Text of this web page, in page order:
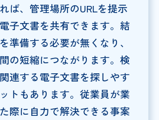
ば、管理場所のURLを提示
子文書を共有できます。結
準備する必要が無くなり、
の短縮につながります。検
連する電子文書を探しやす
トもあります。従業員が業
際に自力で解決できる事案